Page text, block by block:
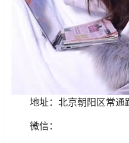
地址：北京朝阳区常
微信：